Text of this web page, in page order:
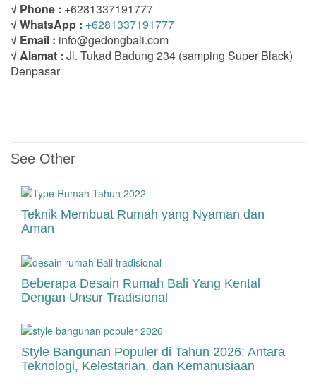
√ Phone : +6281337191777
√ WhatsApp : +6281337191777
√ Email : info@gedongbali.com
√ Alamat : Jl. Tukad Badung 234 (samping Super Black)
Denpasar
See Other
Teknik Membuat Rumah yang Nyaman dan
Aman
Beberapa Desain Rumah Bali Yang Kental
Dengan Unsur Tradisional
Style Bangunan Populer di Tahun 2026: Antara
Teknologi, Kelestarian, dan Kemanusiaan